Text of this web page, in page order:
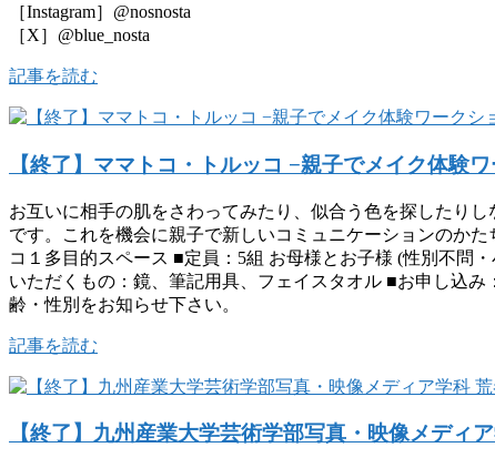
［Instagram］@nosnosta
［X］@blue_nosta
記事を読む
【終了】ママトコ・トルッコ −親子でメイク体験
お互いに相手の肌をさわってみたり、似合う色を探したり
です。これを機会に親子で新しいコミュニケーションのか
コ１多目的スペース ■定員：5組 お母様とお子様 (性別不問
いただくもの：鏡、筆記用具、フェイスタオル ■お申し込み
齢・性別をお知らせ下さい。
記事を読む
【終了】九州産業大学芸術学部写真・映像メディ